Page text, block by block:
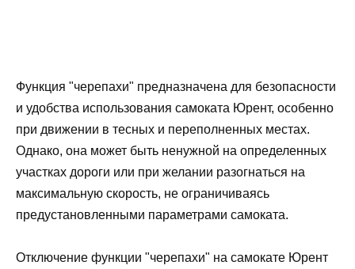
Функция "черепахи" предназначена для безопасности
и удобства использования самоката Юрент, особенно
при движении в тесных и переполненных местах.
Однако, она может быть ненужной на определенных
участках дороги или при желании разогнаться на
максимальную скорость, не ограничиваясь
предустановленными параметрами самоката.
Отключение функции "черепахи" на самокате Юрент